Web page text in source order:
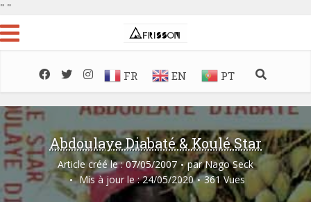
" "
FR EN PT
Abdoulaye Diabaté & Koulé Star
Article créé le : 07/05/2007 par Nago Seck
Mis à jour le : 24/05/2020
361 Vues